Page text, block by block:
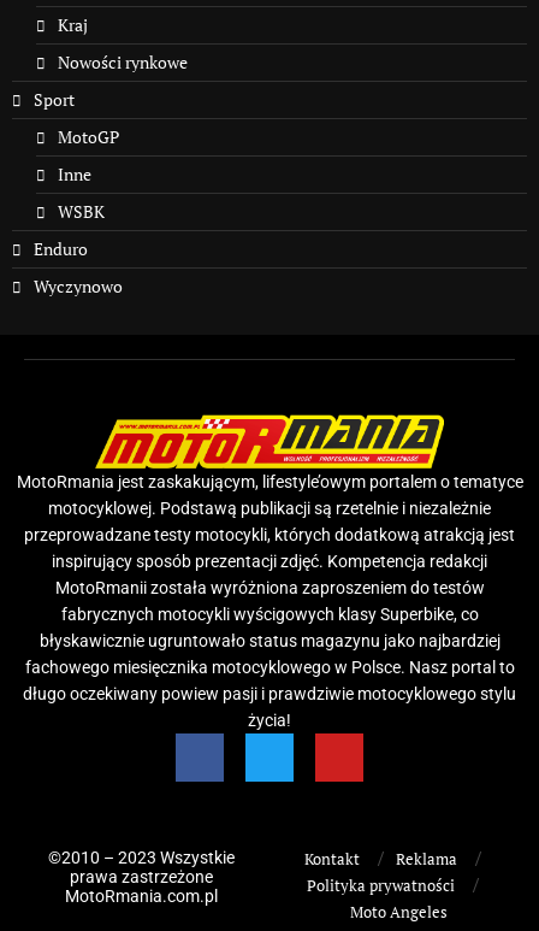
Kraj
Nowości rynkowe
Sport
MotoGP
Inne
WSBK
Enduro
Wyczynowo
MotoRmania jest zaskakującym, lifestyle’owym portalem o tematyce
motocyklowej. Podstawą publikacji są rzetelnie i niezależnie
przeprowadzane testy motocykli, których dodatkową atrakcją jest
inspirujący sposób prezentacji zdjęć. Kompetencja redakcji
MotoRmanii została wyróżniona zaproszeniem do testów
fabrycznych motocykli wyścigowych klasy Superbike, co
błyskawicznie ugruntowało status magazynu jako najbardziej
fachowego miesięcznika motocyklowego w Polsce. Nasz portal to
długo oczekiwany powiew pasji i prawdziwie motocyklowego stylu
życia!
©2010 – 2023 Wszystkie
prawa zastrzeżone
MotoRmania.com.pl
Kontakt
Reklama
Polityka prywatności
Moto Angeles